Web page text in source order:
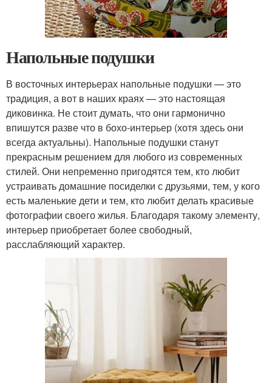
Напольные подушки
В восточных интерьерах напольные подушки — это
традиция, а вот в наших краях — это настоящая
диковинка. Не стоит думать, что они гармонично
впишутся разве что в бохо-интерьер (хотя здесь они
всегда актуальны). Напольные подушки станут
прекрасным решением для любого из современных
стилей. Они непременно пригодятся тем, кто любит
устраивать домашние посиделки с друзьями, тем, у кого
есть маленькие дети и тем, кто любит делать красивые
фотографии своего жилья. Благодаря такому элементу,
интерьер приобретает более свободный,
расслабляющий характер.